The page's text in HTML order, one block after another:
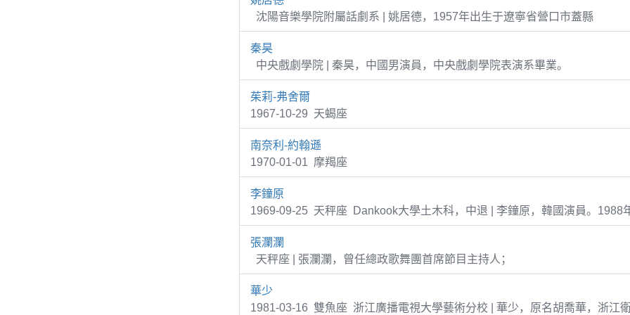
沈陽音樂學院附屬話劇系 | 姚居德，1957年出生于遼寧省營口市蓋縣
秦昊
中央戲劇學院 | 秦昊，中國男演員，中央戲劇學院表演系畢業。
茱莉-弗舍爾
1967-10-29 天蝎座
南奈利-約翰遜
1970-01-01 摩羯座
李鐘原
1969-09-25 天秤座 Dankook大學土木科，中退 | 李鐘原，韓國演員。1988
張瀾瀾
天秤座 | 張瀾瀾，曾任總政歌舞團首席節目主持人；
華少
1981-03-16 雙魚座 浙江廣播電視大學藝術分校 | 華少，原名胡喬華，浙江